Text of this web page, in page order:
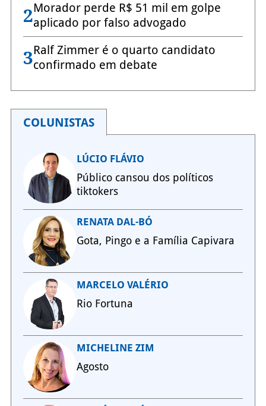
2Morador perde R$ 51 mil em golpe
aplicado por falso advogado
3Ralf Zimmer é o quarto candidato
confirmado em debate
COLUNISTAS
LÚCIO FLÁVIO
Público cansou dos políticos
tiktokers
RENATA DAL-BÓ
Gota, Pingo e a Família Capivara
MARCELO VALÉRIO
Rio Fortuna
MICHELINE ZIM
Agosto